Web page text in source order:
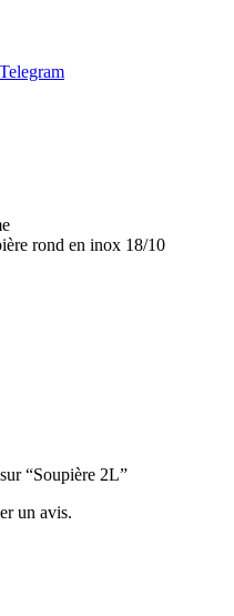
Telegram
rond en inox 18/10
“Soupière 2L”
un avis.